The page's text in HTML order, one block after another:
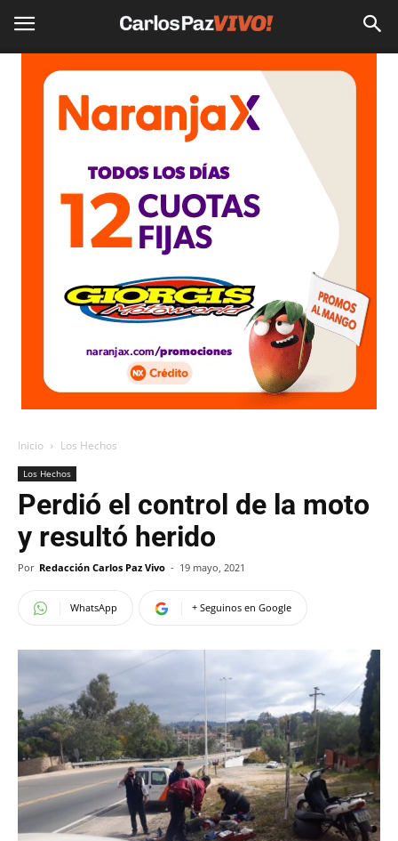
Inicio Los Hechos
Los Hechos
Perdió el control de la moto
y resultó herido
Por Redacción Carlos Paz Vivo - 19 mayo, 2021
WhatsApp + Seguinos en Google